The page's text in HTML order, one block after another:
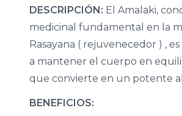
DESCRIPCIÓN: El Amalaki,
medicinal fundamental en la
Rasayana ( rejuvenecedor ) ,
a mantener el cuerpo en
que convierte en un potente
BENEFICIOS: